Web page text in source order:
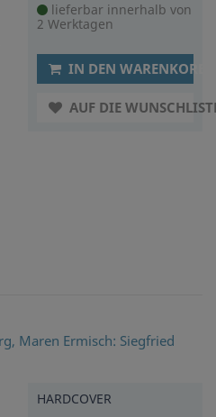
lieferbar innerhalb von
2 Werktagen
IN DEN WARENKORB
AUF DIE
HARDCOVER